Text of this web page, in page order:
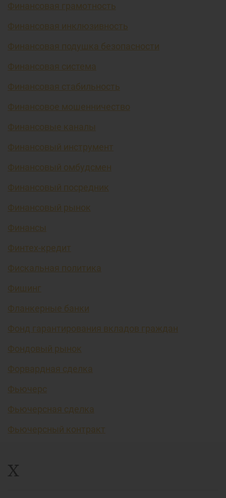
Финансовая грамотность
Финансовая инклюзивность
Финансовая подушка безопасности
Финансовая система
Финансовая стабильность
Финансовое мошенничество
Финансовые каналы
Финансовый инструмент
Финансовый омбудсмен
Финансовый посредник
Финансовый рынок
Финансы
Финтех-кредит
Фискальная политика
Фишинг
Фланкерные банки
Фонд гарантирования вкладов граждан
Фондовый рынок
Форвардная сделка
Фьючерс
Фьючерсная сделка
Фьючерсный контракт
Х